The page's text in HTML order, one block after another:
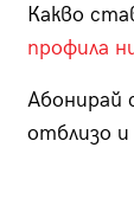
Какво
профила
Абонирай
отблизо и